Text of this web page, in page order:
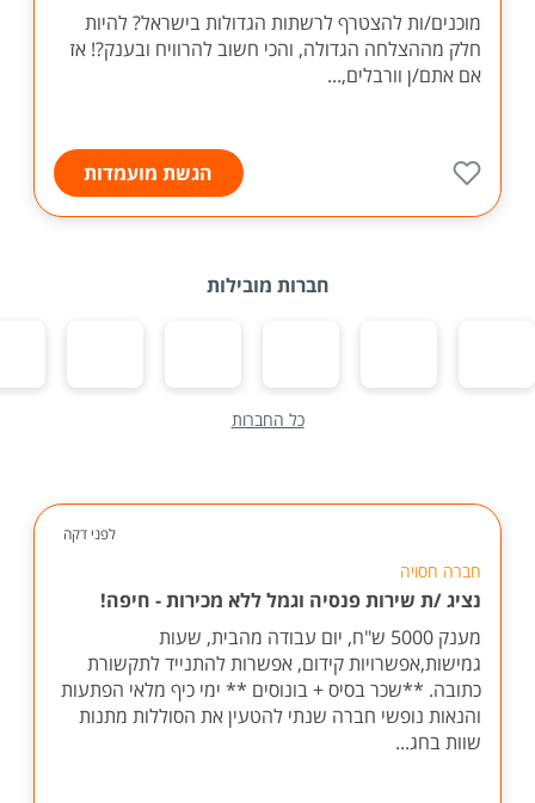
מוכנים/ות להצטרף לרשתות הגדולות בישראל? להיות
חלק מההצלחה הגדולה, והכי חשוב להרוויח ובענק?! אז
אם אתם/ן וורבלים,...
הגשת מועמדות
חברות מובילות
כל החברות
לפני דקה
חברה חסויה
נציג /ת שירות פנסיה וגמל ללא מכירות - חיפה!
מענק 5000 ש"ח, יום עבודה מהבית, שעות
גמישות,אפשרויות קידום, אפשרות להתנייד לתקשורת
כתובה. **שכר בסיס + בונוסים ** ימי כיף מלאי הפתעות
והנאות נופשי חברה שנתי להטעין את הסוללות מתנות
שוות בחג...